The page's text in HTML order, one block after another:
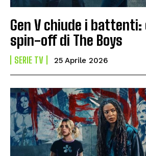
Gen V chiude i
spin-off di The Boys
SERIE TV 25 Aprile 2026